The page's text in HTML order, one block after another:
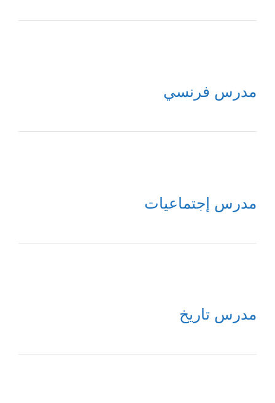
مدرس فرنسي
مدرس إجتماعيات
مدرس تاريخ